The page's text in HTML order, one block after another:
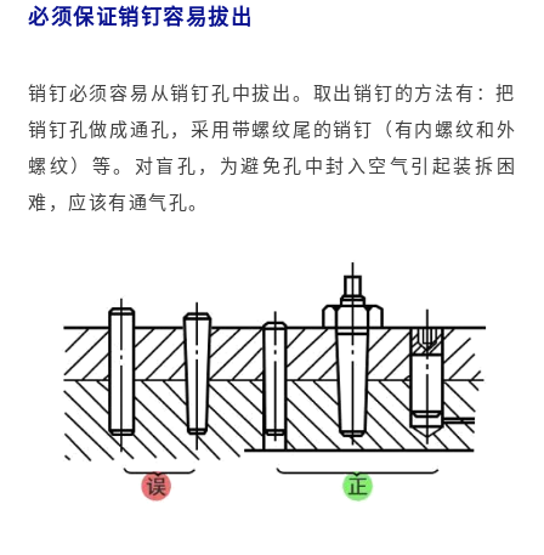
必须保证销钉容易拔出
销钉必须容易从销钉孔中拔出。取出销钉的方法有：把
销钉孔做成通孔， 采用带螺纹尾的销钉（有内螺纹和外
螺纹）等。对盲孔，为避免孔中封入空气引起装拆困
难，应该有通气孔。